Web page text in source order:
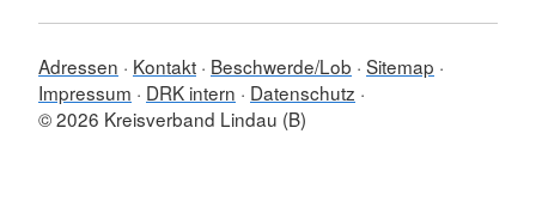
Adressen Kontakt Beschwerde/Lob Sitemap
Impressum
DRK intern
Datenschutz
© 2026 Kreisverband Lindau (B)